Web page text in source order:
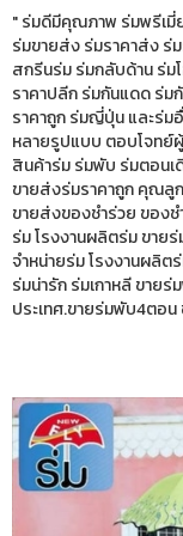
" ร่มดีมีคุณภาพ ร่มพรีเมี่
ร่มขายส่ง ร่มราคาส่ง ร่
สกรีนร่ม ร่มกลับด้าน ร่ม
ราคาปลีก ร่มกันแดด ร่ม
ราคาถูก ร่มญี่ปุ่น และร่ม
หลายรูปแบบ ตอบโจทย์
สินค้าร่ม ร่มพับ ร่มตอนเ
ขายส่งร่มราคาถูก คุณลูก
ขายส่งของชำร่วย ของ
ร่ม โรงงานผลิตร่ม ขาย
จำหน่ายร่ม โรงงานผลิ
ร่มน่ารัก ร่มเกาหลี ขาย
ประเทศ.ขายร่มพับ4ตอ